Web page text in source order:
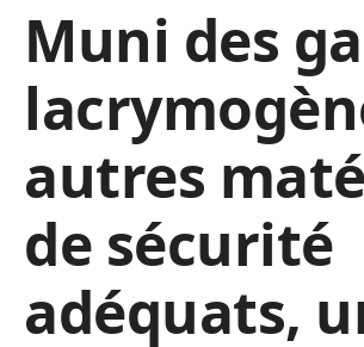
Muni des
autres
de sécurité
adéquats,